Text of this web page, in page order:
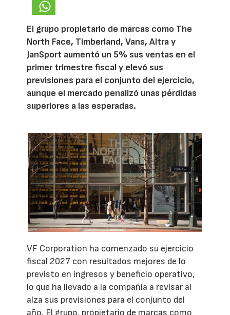
El grupo propietario de marcas como The
North Face, Timberland, Vans, Altra y
JanSport aumentó un 5% sus ventas en el
primer trimestre fiscal y elevó sus
previsiones para el conjunto del ejercicio,
aunque el mercado penalizó unas pérdidas
superiores a las esperadas.
VF Corporation ha comenzado su ejercicio
fiscal 2027 con resultados mejores de lo
previsto en ingresos y beneficio operativo,
lo que ha llevado a la compañía a revisar al
alza sus previsiones para el conjunto del
año. El grupo, propietario de marcas como